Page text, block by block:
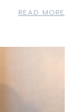
READ MORE